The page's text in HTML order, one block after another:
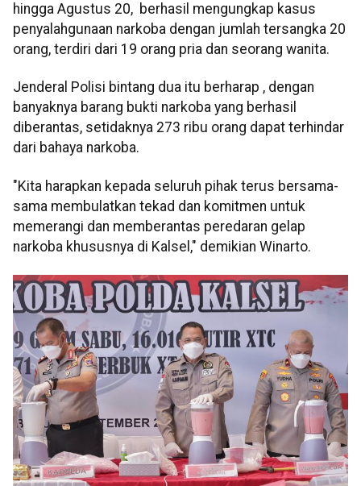
hingga Agustus 20, berhasil mengungkap kasus
penyalahgunaan narkoba dengan jumlah tersangka 20
orang, terdiri dari 19 orang pria dan seorang wanita.
Jenderal Polisi bintang dua itu berharap , dengan
banyaknya barang bukti narkoba yang berhasil
diberantas, setidaknya 273 ribu orang dapat terhindar
dari bahaya narkoba.
"Kita harapkan kepada seluruh pihak terus bersama-
sama membulatkan tekad dan komitmen untuk
memerangi dan memberantas peredaran gelap
narkoba khususnya di Kalsel," demikian Winarto.